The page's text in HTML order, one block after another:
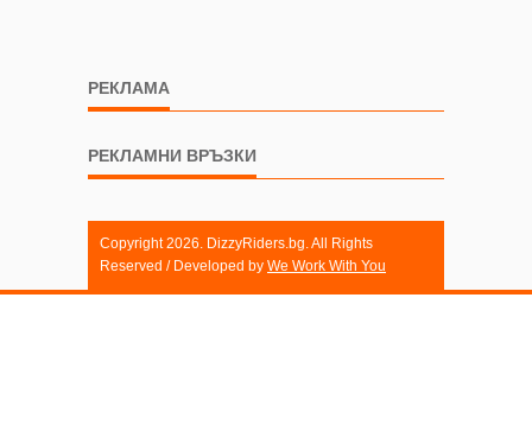
РЕКЛАМА
РЕКЛАМНИ ВРЪЗКИ
Copyright 2026. DizzyRiders.bg. All Rights
Reserved / Developed by We Work With You